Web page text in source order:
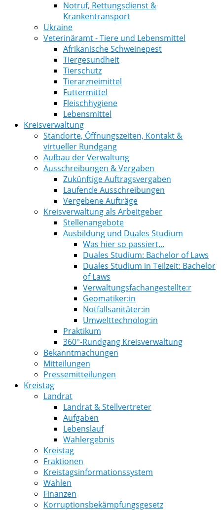
Notruf, Rettungsdienst &
Krankentransport
Ukraine
Veterinäramt - Tiere und Lebensmittel
Afrikanische Schweinepest
Tiergesundheit
Tierschutz
Tierarzneimittel
Futtermittel
Fleischhygiene
Lebensmittel
Kreisverwaltung
Standorte, Öffnungszeiten, Kontakt &
virtueller Rundgang
Aufbau der Verwaltung
Ausschreibungen & Vergaben
Zukünftige Auftragsvergaben
Laufende Ausschreibungen
Vergebene Aufträge
Kreisverwaltung als Arbeitgeber
Stellenangebote
Ausbildung und Duales Studium
Was hier so passiert...
Duales Studium: Bachelor of Laws
Duales Studium in Teilzeit: Bachelor
of Laws
Verwaltungsfachangestellte:r
Geomatiker:in
Notfallsanitäter:in
Umwelttechnolog:in
Praktikum
360°-Rundgang Kreisverwaltung
Bekanntmachungen
Mitteilungen
Pressemitteilungen
Kreistag
Landrat
Landrat & Stellvertreter
Aufgaben
Lebenslauf
Wahlergebnis
Kreistag
Fraktionen
Kreistagsinformationssystem
Wahlen
Finanzen
Korruptionsbekämpfungsgesetz